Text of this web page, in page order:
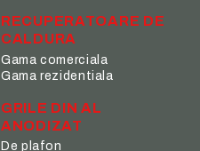
RECUPERATOARE DE
CALDURA
Gama comerciala
Gama rezidentiala
GRILE DIN AL
ANODIZAT
De plafon